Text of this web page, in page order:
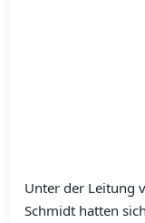
Unter der Leitung
Schmidt hatten